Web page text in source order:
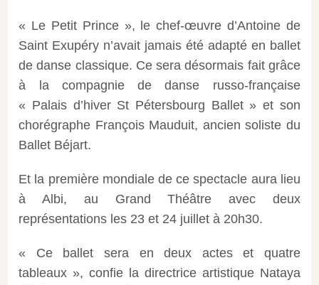
« Le Petit Prince », le chef-œuvre d’Antoine de
Saint Exupéry n’avait jamais été adapté en ballet
de danse classique. Ce sera désormais fait grâce
à la compagnie de danse russo-française
« Palais d’hiver St Pétersbourg Ballet » et son
chorégraphe François Mauduit, ancien soliste du
Ballet Béjart.
Et la première mondiale de ce spectacle aura lieu
à Albi, au Grand Théâtre avec deux
représentations les 23 et 24 juillet à 20h30.
« Ce ballet sera en deux actes et quatre
tableaux », confie la directrice artistique Nataya